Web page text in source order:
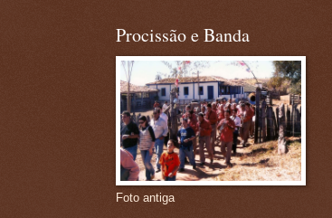
Procissão e Banda
Foto antiga